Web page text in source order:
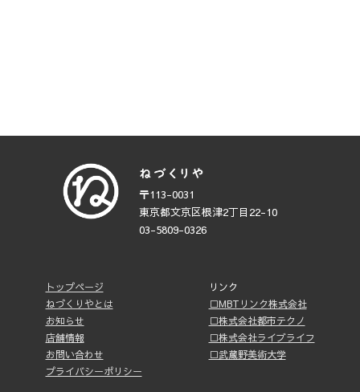
〒113-0031
東京都文京区根津2丁目22-10
03-5809-0326
トップページ
ねづくりやとは
お知らせ
店舗情報
お問い合わせ
プライバシーポリシー
リンク
□MBTリンク株式会社
□株式会社都市テクノ
□株式会社ライブライフ
□武蔵野美術大学